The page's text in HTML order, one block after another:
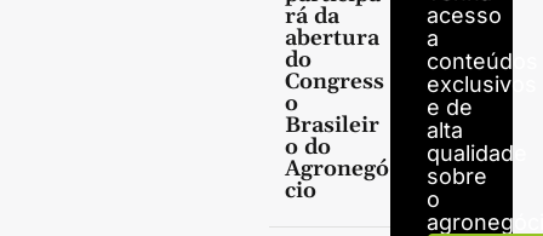
rá da
abertura
do
Congress
o
Brasileir
o do
Agronegó
cio
acesso
a
conteúdos
exclusivos
e de
alta
qualidade
sobre
o